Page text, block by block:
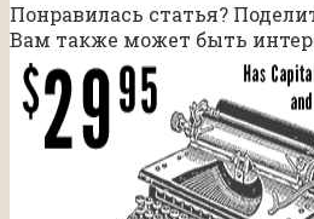
Понравилась статья?
Вам также может быть